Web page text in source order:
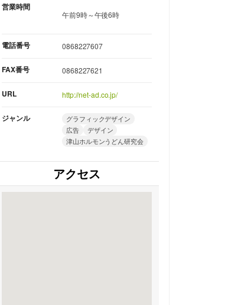
営業時間
午前9時～午後6時
電話番号 0868227607
FAX番号 0868227621
URL http://net-ad.co.jp/
ジャンル
グラフィックデザイン
広告
デザイン
津山ホルモンうどん研究会
アクセス